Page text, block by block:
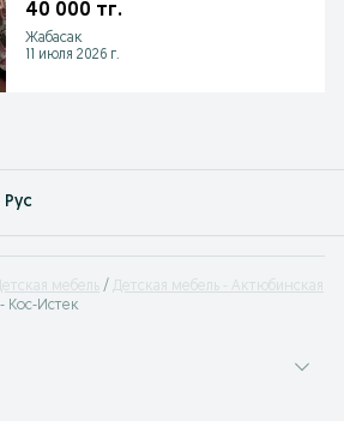
40 000 тг.
Жабасак
11 июля 2026 г.
Рус
мебель
Детская мебель - Актюбинская
Кос-Истек